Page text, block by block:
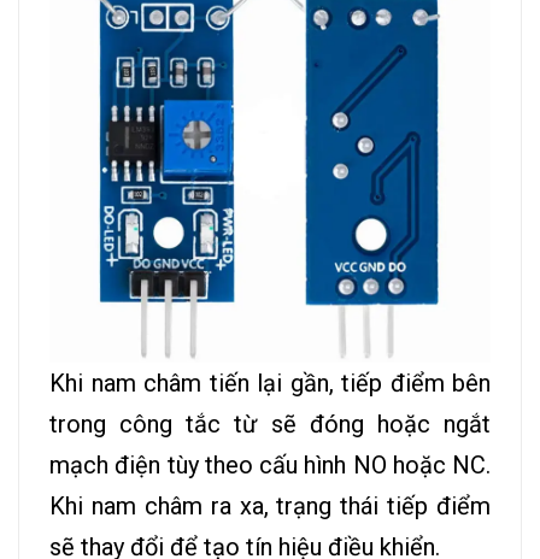
Khi nam châm tiến lại gần, tiếp điểm bên
trong công tắc từ sẽ đóng hoặc ngắt
mạch điện tùy theo cấu hình NO hoặc NC.
Khi nam châm ra xa, trạng thái tiếp điểm
sẽ thay đổi để tạo tín hiệu điều khiển.